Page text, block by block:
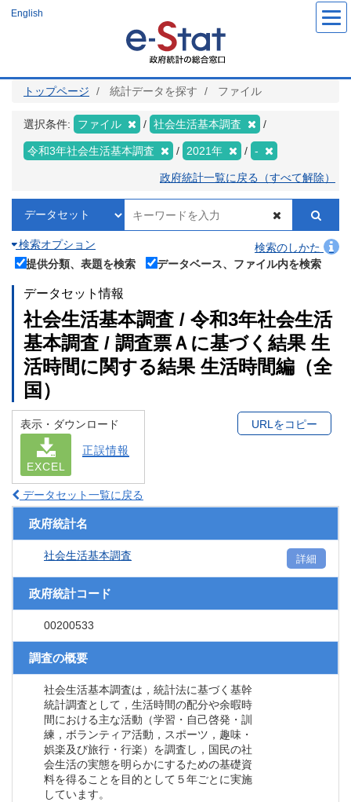
ツ
English
トップページ 統計データを探す ファイル
選択条件: ファイル 社会生活基本調査
令和3年社会生活基本調査 2021年 -
政府統計一覧に戻る（すべて解除）
検索オプション
検索のしかた
提供分類、表題を検索
データベース、ファイル内を検索
データセット情報
社会生活基本調査 / 令和3年社会生活
基本調査 / 調査票Ａに基づく結果 生
活時間に関する結果 生活時間編（全
国）
表示・ダウンロード
EXCEL
正誤情報
URLをコピー
データセット一覧に戻る
政府統計名
社会生活基本調査 詳細
政府統計コード
00200533
調査の概要
社会生活基本調査は，統計法に基づく基幹
統計調査として，生活時間の配分や余暇時
間における主な活動（学習・自己啓発・訓
練，ボランティア活動，スポーツ，趣味・
娯楽及び旅行・行楽）を調査し，国民の社
会生活の実態を明らかにするための基礎資
料を得ることを目的として５年ごとに実施
しています。